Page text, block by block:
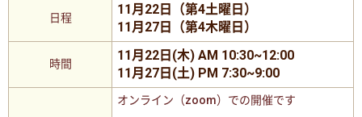
日程
11月22日（第4土曜日）
11月27日（第4木曜日）
時間
11月22日(木) AM 10:30~12:00
11月27日(土) PM 7:30~9:00
オンライン（zoom）での開催です